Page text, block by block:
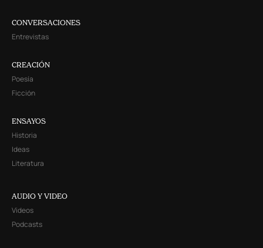
CONVERSACIONES
Entrevistas
CREACIÓN
Poesía
Ficción
ENSAYOS
Historia
Ideas
Literatura
AUDIO Y VIDEO
Videos
Podcasts